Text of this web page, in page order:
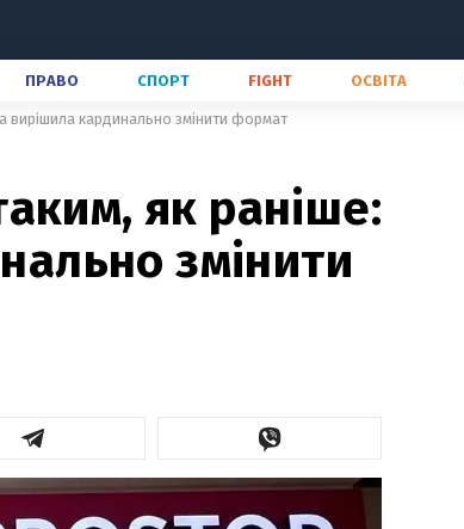
ПРАВО СПОРТ FIGHT ОСВІТА
вирішила кардинально змінити формат
як раніше:
змінити